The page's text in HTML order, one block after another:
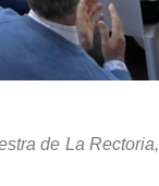
de La